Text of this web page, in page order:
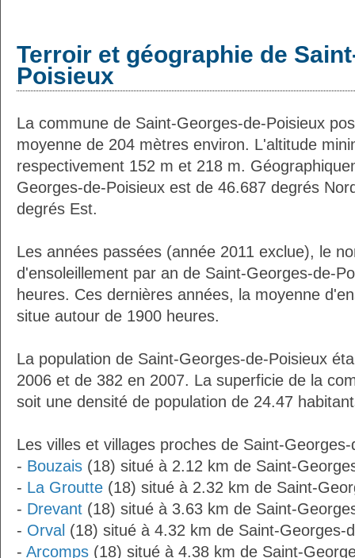
Terroir et géographie de
Poisieux
La commune de Saint-Georges-de-Poisieux
moyenne de 204 mètres environ. L'altitude
respectivement 152 m et 218 m.
Georges-de-Poisieux est de 46.687 degrés
degrés Est.
Les années passées (année 2011 exclue), le
d'ensoleillement par an de Saint-Georges-de-
heures. Ces dernières années, la moyenne
situe autour de 1900 heures.
La population de Saint-Georges-de-Poisieux
2006 et de 382 en 2007. La superficie de la
soit une densité de population de 24.47
Les villes et villages proches de Saint-
- Bouzais (18) situé à 2.12 km de Saint-
- La Groutte (18) situé à 2.32 km de Saint-
- Drevant (18) situé à 3.63 km de Saint-
- Orval (18) situé à 4.32 km de Saint-Georges-
- Arcomps (18) situé à 4.38 km de Saint-